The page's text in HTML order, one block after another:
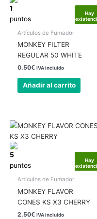
Hay
1
puntos
Artículos de Fumador
MONKEY FILTER
REGULAR 50 WHITE
0.50€ IVA incluido
Añadir al carrito
Hay
5
puntos
Artículos de Fumador
MONKEY FLAVOR
CONES KS X3 CHERRY
2.50€ IVA incluido